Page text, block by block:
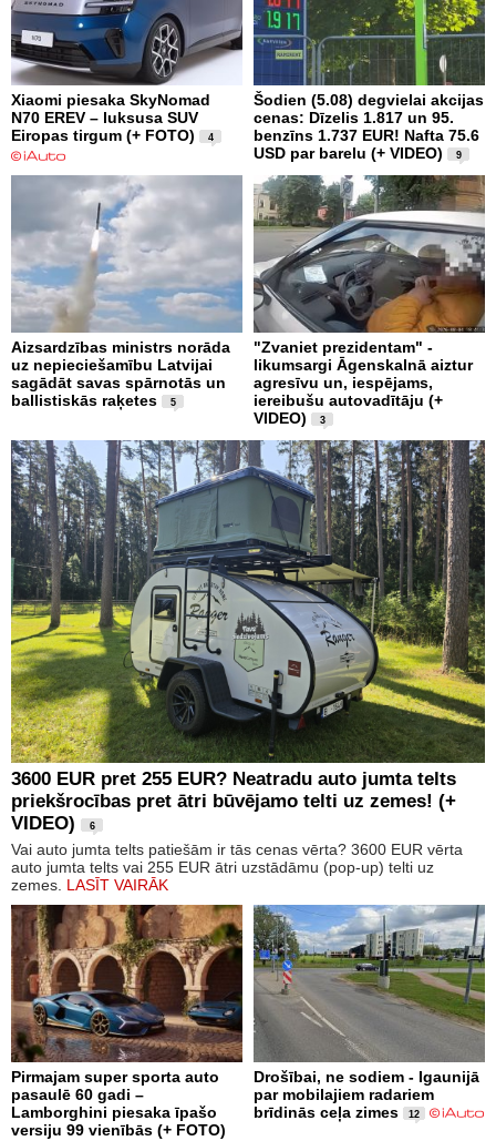
Xiaomi piesaka SkyNomad
N70 EREV – luksusa SUV
Eiropas tirgum (+ FOTO)
4
Šodien (5.08) degvielai akcijas
cenas: Dīzelis 1.817 un 95.
benzīns 1.737 EUR! Nafta 75.6
USD par barelu (+ VIDEO)
9
Aizsardzības ministrs norāda
uz nepieciešamību Latvijai
sagādāt savas spārnotās un
ballistiskās raķetes
5
"Zvaniet prezidentam" -
likumsargi Āgenskalnā aiztur
agresīvu un, iespējams,
iereibušu autovadītāju (+
VIDEO)
3
3600 EUR pret 255 EUR? Neatradu auto jumta telts
priekšrocības pret ātri būvējamo telti uz zemes! (+
VIDEO)
6
Vai auto jumta telts patiešām ir tās cenas vērta? 3600 EUR vērta
auto jumta telts vai 255 EUR ātri uzstādāmu (pop-up) telti uz
zemes. LASĪT VAIRĀK
Pirmajam super sporta auto
pasaulē 60 gadi –
Lamborghini piesaka īpašo
versiju 99 vienībās (+ FOTO)
Drošībai, ne sodiem - Igaunijā
par mobilajiem radariem
brīdinās ceļa zimes
12